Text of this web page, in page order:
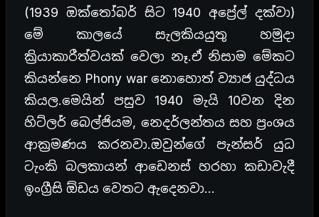
(1939 ඔක්තෝබර් සිට 1940 අප්‍රේල් දක්වා)
මේ කාලයේ සැලකියයුතු හමුදා
ක්‍රියාකාරීත්වයක් වෙලා නෑ.ඒ නිසාම මේකට
කියන්නෙ Phony war නොහොත් ව්‍යාජ යුද්ධය
කියල.මෙයින් පසුව 1940 මැයි 10වන දින
හිට්ලර් බෙල්ජියම, නෙදර්ලන්තය සහ ප්‍රංශය
ආක්‍රමණය කරනවා.ඔවුන්ගේ පැන්සර් යුධ
ටැංකි බලකායන් ආඩෙනස් හරහා කඩාවැදී
ඉංග්‍රීසි ඕඩය වෙතට ඇදෙනවා…